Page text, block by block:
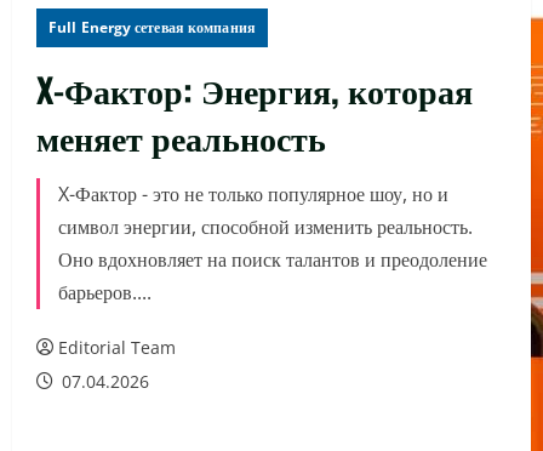
Full Energy сетевая компания
X-Фактор: Энергия, которая
меняет реальность
X-Фактор - это не только популярное шоу, но и
символ энергии, способной изменить реальность.
Оно вдохновляет на поиск талантов и преодоление
барьеров....
Editorial Team
07.04.2026